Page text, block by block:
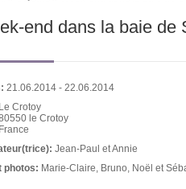
end dans la baie de
21.06.2014 - 22.06.2014
Le Crotoy
le Crotoy
France
Jean-Paul et Annie
photos: Marie-Claire, Bruno, Noël et